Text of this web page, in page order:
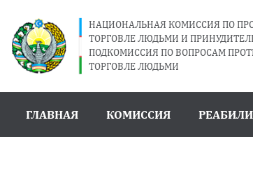
НАЦИОНАЛЬНАЯ КОМИССИЯ ПО
ТОРГОВЛЕ ЛЮДЬМИ И
ПОДКОМИССИЯ ПО ВОПРОСАМ
ТОРГОВЛЕ ЛЮДЬМИ
ГЛАВНАЯ КОМИССИЯ